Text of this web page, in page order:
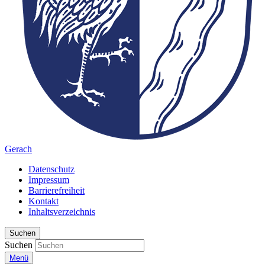
Gerach
Datenschutz
Impressum
Barrierefreiheit
Kontakt
Inhaltsverzeichnis
Suchen
Suchen
Menü